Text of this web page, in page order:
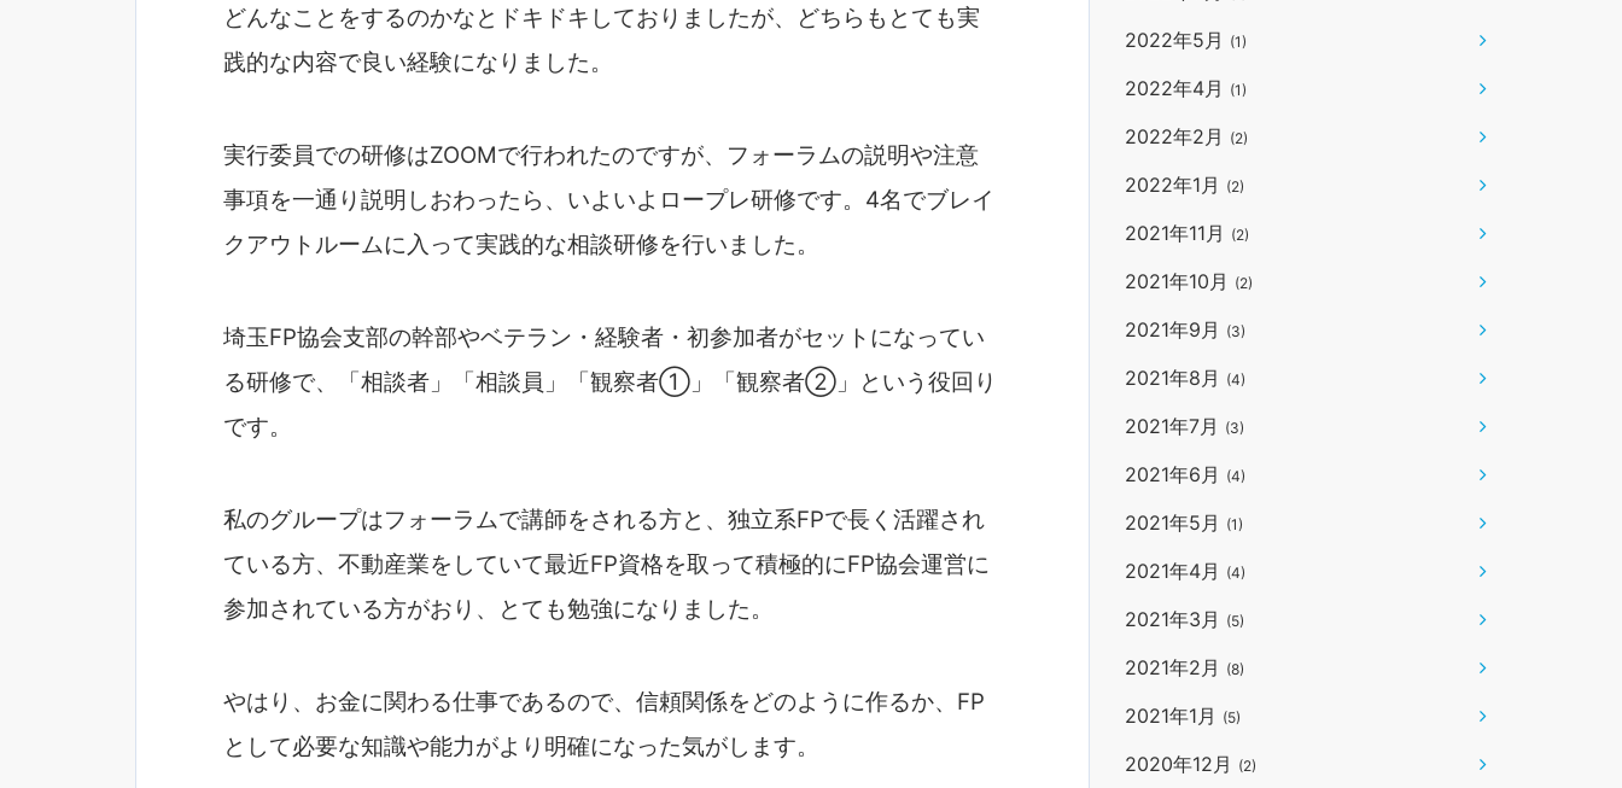
どんなことをするのかなとドキドキしておりましたが、どちらもとても実
践的な内容で良い経験になりました。
実行委員での研修はZOOMで行われたのですが、フォーラムの説明や注意
事項を一通り説明しおわったら、いよいよロープレ研修です。4名でブレイ
クアウトルームに入って実践的な相談研修を行いました。
埼玉FP協会支部の幹部やベテラン・経験者・初参加者がセットになってい
る研修で、「相談者」「相談員」「観察者①」「観察者②」という役回り
です。
私のグループはフォーラムで講師をされる方と、独立系FPで長く活躍され
ている方、不動産業をしていて最近FP資格を取って積極的にFP協会運営に
参加されている方がおり、とても勉強になりました。
やはり、お金に関わる仕事であるので、信頼関係をどのように作るか、FP
として必要な知識や能力がより明確になった気がします。
2022年5月 (1)
2022年4月 (1)
2022年2月 (2)
2022年1月 (2)
2021年11月 (2)
2021年10月 (2)
2021年9月 (3)
2021年8月 (4)
2021年7月 (3)
2021年6月 (4)
2021年5月 (1)
2021年4月 (4)
2021年3月 (5)
2021年2月 (8)
2021年1月 (5)
2020年12月 (2)